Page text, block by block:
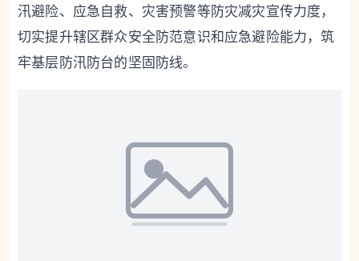
汛避险、应急自救、灾害预警等防灾减灾宣传力度，
切实提升辖区群众安全防范意识和应急避险能力，筑
牢基层防汛防台的坚固防线。